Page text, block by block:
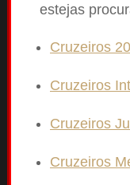
estejas
Cruzeiros
Cruzeiros
Cruzeiros
Cruzeiros